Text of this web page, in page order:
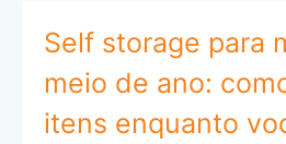
Self storage para
meio de ano:
itens enquanto